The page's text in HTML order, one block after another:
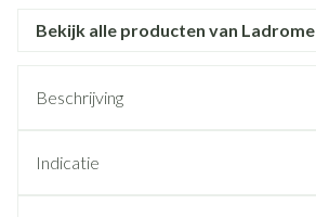
Bekijk alle producten van Ladrome
Beschrijving
Indicatie